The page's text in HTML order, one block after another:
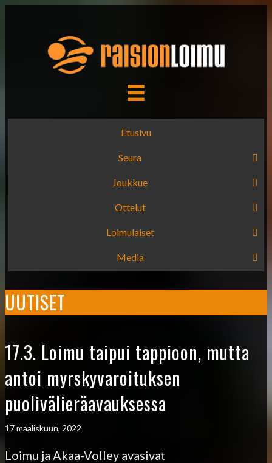
Etusivu
Seura
Joukkue
Ottelut
Loimulaiset
Media
UUTISET
17.3. Loimu taipui tappioon, mutta
antoi myrskyvaroituksen
puolivälieräavauksessa
17 maaliskuun, 2022
Loimu ja Akaa-Volley avasivat